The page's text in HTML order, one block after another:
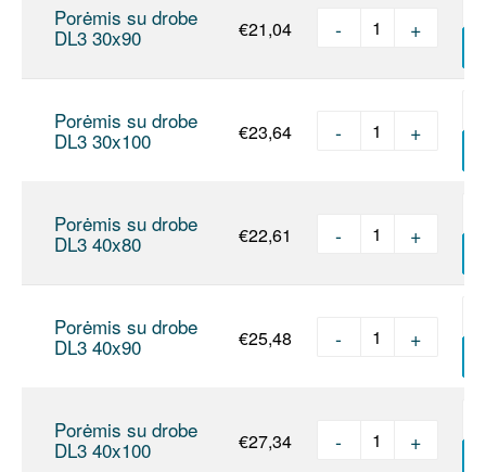
Porėmis su drobe
DL3 30x90 €21,04 produkto
- +
Porėmis su drobe
DL3 30x100 €23,64 produkto
- +
Porėmis su drobe
DL3 40x80 €22,61 produkto
- +
Porėmis su drobe
DL3 40x90 €25,48 produkto
- +
Porėmis su drobe
DL3 40x100 €27,34 produkto
- +